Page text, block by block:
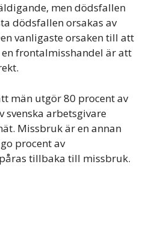
men dödsfallen
dödsfallen orsakas av
vanligaste orsaken till att
frontalmisshandel är att
män utgör 80 procent av
svenska arbetsgivare
Missbruk är en annan
procent av
tillbaka till missbruk.